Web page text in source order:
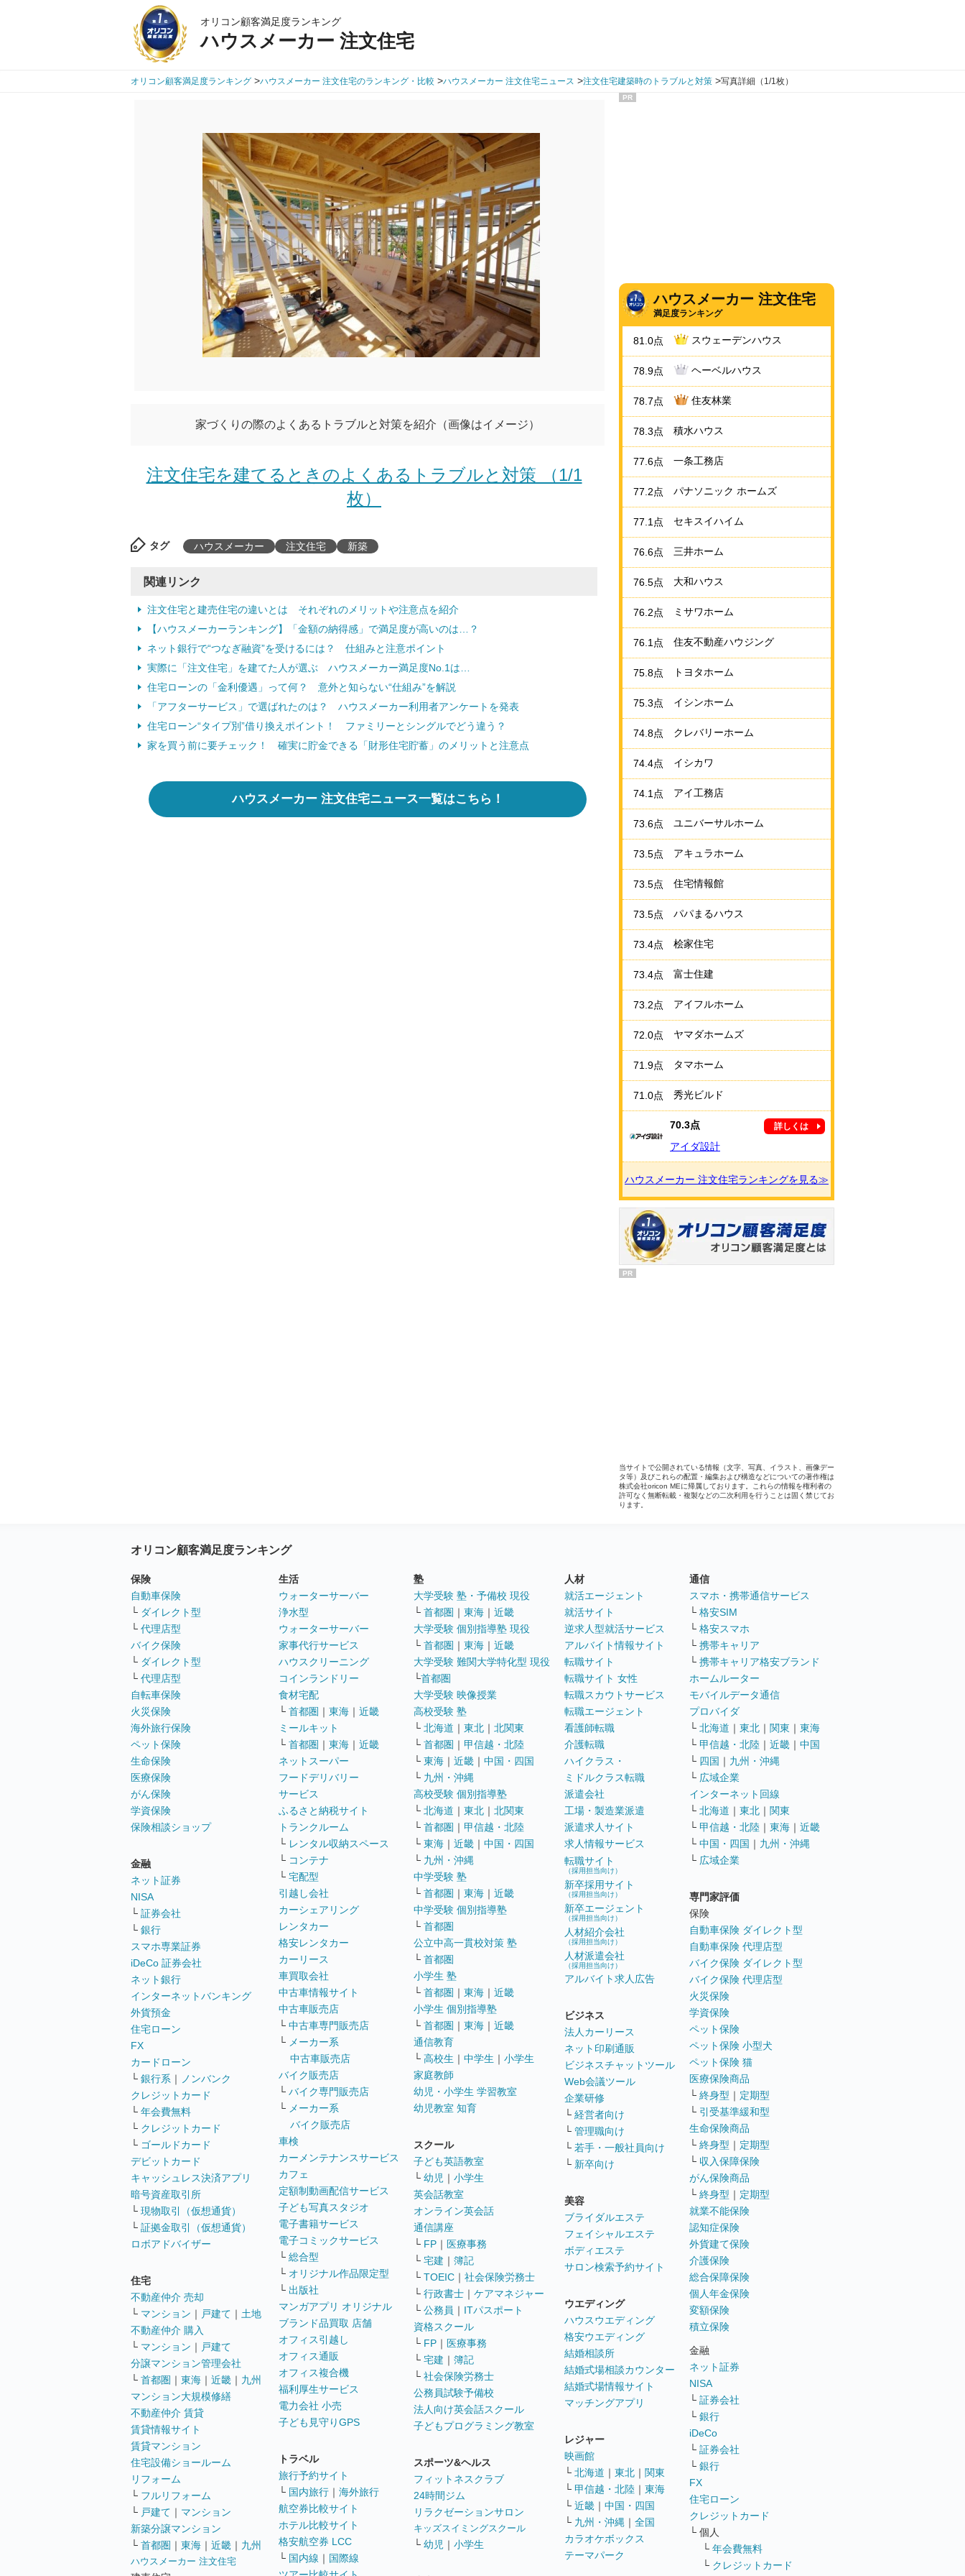
オリコン顧客満足度ランキング
ハウスメーカー 注文住宅
オリコン顧客満足度ランキング >ハウスメーカー 注文住宅のランキング・比較 >ハウスメーカー 注文住宅ニュース >注文住宅建築時のトラブルと対策 >写真詳細（1/1枚）
家づくりの際のよくあるトラブルと対策を紹介（画像はイメージ）
注文住宅を建てるときのよくあるトラブルと対策 （1/1
枚）
タグ ハウスメーカー 注文住宅 新築
関連リンク
注文住宅と建売住宅の違いとは それぞれのメリットや注意点を紹介
【ハウスメーカーランキング】「金額の納得感」で満足度が高いのは…？
ネット銀行で“つなぎ融資”を受けるには？ 仕組みと注意ポイント
実際に「注文住宅」を建てた人が選ぶ ハウスメーカー満足度No.1は…
住宅ローンの「金利優遇」って何？ 意外と知らない“仕組み”を解説
「アフターサービス」で選ばれたのは？ ハウスメーカー利用者アンケートを発表
住宅ローン“タイプ別”借り換えポイント！ ファミリーとシングルでどう違う？
家を買う前に要チェック！ 確実に貯金できる「財形住宅貯蓄」のメリットと注意点
ハウスメーカー 注文住宅ニュース一覧はこちら！
PR
ハウスメーカー 注文住宅
満足度ランキング
81.0点 スウェーデンハウス
78.9点 ヘーベルハウス
78.7点 住友林業
78.3点 積水ハウス
77.6点 一条工務店
77.2点 パナソニック ホームズ
77.1点 セキスイハイム
76.6点 三井ホーム
76.5点 大和ハウス
76.2点 ミサワホーム
76.1点 住友不動産ハウジング
75.8点 トヨタホーム
75.3点 イシンホーム
74.8点 クレバリーホーム
74.4点 イシカワ
74.1点 アイ工務店
73.6点 ユニバーサルホーム
73.5点 アキュラホーム
73.5点 住宅情報館
73.5点 パパまるハウス
73.4点 桧家住宅
73.4点 富士住建
73.2点 アイフルホーム
72.0点 ヤマダホームズ
71.9点 タマホーム
71.0点 秀光ビルド
70.3点 詳しくは
アイダ設計
ハウスメーカー 注文住宅ランキングを見る≫
PR
当サイトで公開されている情報（文字、写真、イラスト、画像デー
タ等）及びこれらの配置・編集および構造などについての著作権は
株式会社oricon MEに帰属しております。これらの情報を権利者の
許可なく無断転載・複製などの二次利用を行うことは固く禁じてお
ります。
オリコン顧客満足度ランキング
保険
自動車保険
└ ダイレクト型
└ 代理店型
バイク保険
└ ダイレクト型
└ 代理店型
自転車保険
火災保険
海外旅行保険
ペット保険
生命保険
医療保険
がん保険
学資保険
保険相談ショップ
金融
ネット証券
NISA
└ 証券会社
└ 銀行
スマホ専業証券
iDeCo 証券会社
ネット銀行
インターネットバンキング
外貨預金
住宅ローン
FX
カードローン
└ 銀行系 ｜
ノンバンク
クレジットカード
└ 年会費無料
└ クレジットカード
└ ゴールドカード
デビットカード
キャッシュレス決済アプリ
暗号資産取引所
└ 現物取引（仮想通貨）
└ 証拠金取引（仮想通貨）
ロボアドバイザー
住宅
不動産仲介 売却
└ マンション ｜ 戸建て ｜ 土地
不動産仲介 購入
└ マンション ｜ 戸建て
分譲マンション管理会社
└ 首都圏 ｜ 東海 ｜ 近畿 ｜ 九州
マンション大規模修繕
不動産仲介 賃貸
賃貸情報サイト
賃貸マンション
住宅設備ショールーム
リフォーム
└ フルリフォーム
└ 戸建て ｜ マンション
新築分譲マンション
└ 首都圏 ｜ 東海 ｜ 近畿 ｜ 九州
ハウスメーカー 注文住宅
生活
ウォーターサーバー
浄水型
ウォーターサーバー
家事代行サービス
ハウスクリーニング
コインランドリー
食材宅配
└ 首都圏 ｜ 東海 ｜ 近畿
ミールキット
└ 首都圏 ｜ 東海 ｜ 近畿
ネットスーパー
フードデリバリー
サービス
ふるさと納税サイト
トランクルーム
└ レンタル収納スペース
└ コンテナ
└ 宅配型
引越し会社
カーシェアリング
レンタカー
格安レンタカー
カーリース
車買取会社
中古車情報サイト
中古車販売店
└ 中古車専門販売店
└ メーカー系
中古車販売店
バイク販売店
└ バイク専門販売店
└ メーカー系
バイク販売店
車検
カーメンテナンスサービス
カフェ
定額制動画配信サービス
子ども写真スタジオ
電子書籍サービス
電子コミックサービス
└ 総合型
└ オリジナル作品限定型
└ 出版社
マンガアプリ オリジナル
ブランド品買取 店舗
オフィス引越し
オフィス通販
オフィス複合機
福利厚生サービス
電力会社 小売
子ども見守りGPS
トラベル
旅行予約サイト
└ 国内旅行 ｜ 海外旅行
航空券比較サイト
ホテル比較サイト
格安航空券 LCC
└ 国内線 ｜ 国際線
塾
大学受験 塾・予備校 現役
└ 首都圏 ｜ 東海 ｜ 近畿
大学受験 個別指導塾 現役
└ 首都圏 ｜ 東海 ｜ 近畿
大学受験 難関大学特化型 現役
└首都圏
大学受験 映像授業
高校受験 塾
└ 北海道 ｜ 東北 ｜ 北関東
└ 首都圏 ｜ 甲信越・北陸
└ 東海 ｜ 近畿 ｜ 中国・四国
└ 九州・沖縄
高校受験 個別指導塾
└ 北海道 ｜ 東北 ｜ 北関東
└ 首都圏 ｜ 甲信越・北陸
└ 東海 ｜ 近畿 ｜ 中国・四国
└ 九州・沖縄
中学受験 塾
└ 首都圏 ｜ 東海 ｜ 近畿
中学受験 個別指導塾
└ 首都圏
公立中高一貫校対策 塾
└ 首都圏
小学生 塾
└ 首都圏 ｜ 東海 ｜ 近畿
小学生 個別指導塾
└ 首都圏 ｜ 東海 ｜ 近畿
通信教育
└ 高校生 ｜ 中学生 ｜ 小学生
家庭教師
幼児・小学生 学習教室
幼児教室 知育
スクール
子ども英語教室
└ 幼児 ｜ 小学生
英会話教室
オンライン英会話
通信講座
└ FP ｜ 医療事務
└ 宅建 ｜ 簿記
└ TOEIC ｜ 社会保険労務士
└ 行政書士 ｜ ケアマネジャー
└ 公務員 ｜ ITパスポート
資格スクール
└ FP ｜ 医療事務
└ 宅建 ｜ 簿記
└ 社会保険労務士
公務員試験予備校
法人向け英会話スクール
子どもプログラミング教室
スポーツ&ヘルス
フィットネスクラブ
24時間ジム
リラクゼーションサロン
キッズスイミングスクール
└ 幼児 ｜ 小学生
人材
就活エージェント
就活サイト
逆求人型就活サービス
アルバイト情報サイト
転職サイト
転職サイト 女性
転職スカウトサービス
転職エージェント
看護師転職
介護転職
ハイクラス・
ミドルクラス転職
派遣会社
工場・製造業派遣
派遣求人サイト
求人情報サービス
転職サイト
（採用担当向け）
新卒採用サイト
（採用担当向け）
新卒エージェント
（採用担当向け）
人材紹介会社
（採用担当向け）
人材派遣会社
（採用担当向け）
アルバイト求人広告
ビジネス
法人カーリース
ネット印刷通販
ビジネスチャットツール
Web会議ツール
企業研修
└ 経営者向け
└ 管理職向け
└ 若手・一般社員向け
└ 新卒向け
美容
ブライダルエステ
フェイシャルエステ
ボディエステ
サロン検索予約サイト
ウエディング
ハウスウエディング
格安ウエディング
結婚相談所
結婚式場相談カウンター
結婚式場情報サイト
マッチングアプリ
レジャー
映画館
└ 北海道 ｜ 東北 ｜ 関東
└ 甲信越・北陸 ｜ 東海
└ 近畿 ｜ 中国・四国
└ 九州・沖縄 ｜ 全国
カラオケボックス
テーマパーク
通信
スマホ・携帯通信サービス
└ 格安SIM
└ 格安スマホ
└ 携帯キャリア
└ 携帯キャリア格安ブランド
ホームルーター
モバイルデータ通信
プロバイダ
└ 北海道 ｜ 東北 ｜ 関東 ｜ 東海
└ 甲信越・北陸 ｜ 近畿 ｜ 中国
└ 四国 ｜ 九州・沖縄
└ 広域企業
インターネット回線
└ 北海道 ｜ 東北 ｜ 関東
└ 甲信越・北陸 ｜ 東海 ｜ 近畿
└ 中国・四国 ｜ 九州・沖縄
└ 広域企業
専門家評価
保険
自動車保険 ダイレクト型
自動車保険 代理店型
バイク保険 ダイレクト型
バイク保険 代理店型
火災保険
学資保険
ペット保険
ペット保険 小型犬
ペット保険 猫
医療保険商品
└ 終身型 ｜ 定期型
└ 引受基準緩和型
生命保険商品
└ 終身型 ｜ 定期型
└ 収入保障保険
がん保険商品
└ 終身型 ｜ 定期型
就業不能保険
認知症保険
外貨建て保険
介護保険
総合保障保険
個人年金保険
変額保険
積立保険
金融
ネット証券
NISA
└ 証券会社
└ 銀行
iDeCo
└ 証券会社
└ 銀行
FX
住宅ローン
クレジットカード
└ 個人
└ 年会費無料
└ クレジットカード